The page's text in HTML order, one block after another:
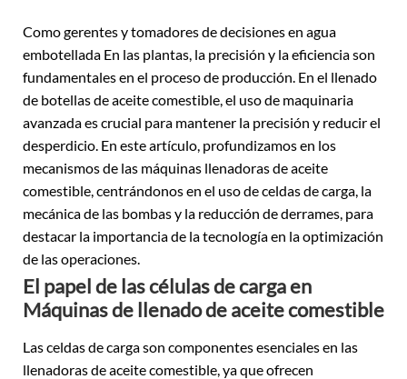
Como gerentes y tomadores de decisiones en agua
embotellada En las plantas, la precisión y la eficiencia son
fundamentales en el proceso de producción. En el llenado
de botellas de aceite comestible, el uso de maquinaria
avanzada es crucial para mantener la precisión y reducir el
desperdicio. En este artículo, profundizamos en los
mecanismos de las máquinas llenadoras de aceite
comestible, centrándonos en el uso de celdas de carga, la
mecánica de las bombas y la reducción de derrames, para
destacar la importancia de la tecnología en la optimización
de las operaciones.
El papel de las células de carga en
Máquinas de llenado de aceite comestible
Las celdas de carga son componentes esenciales en las
llenadoras de aceite comestible, ya que ofrecen